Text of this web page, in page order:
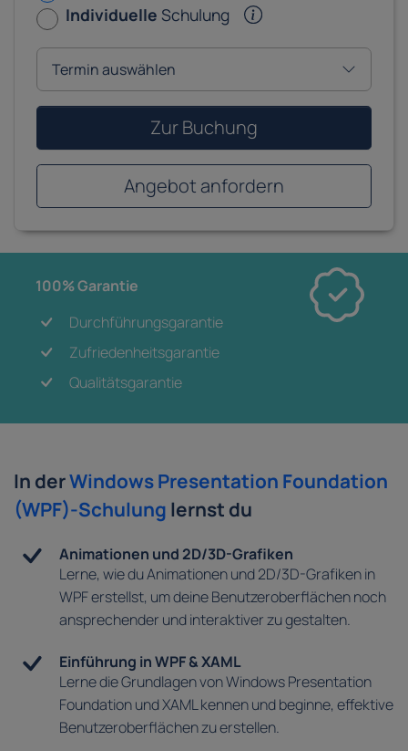
In derWindows Presentation Foundation
(WPF)-Schulung lernst du
Animationen und 2D/3D-Grafiken
Lerne, wie du Animationen und 2D/3D-Grafiken in
WPF erstellst, um deine Benutzeroberflächen noch
ansprechender und interaktiver zu gestalten.
Einführung in WPF & XAML
Lerne die Grundlagen von Windows Presentation
Foundation und XAML kennen und beginne, effektive
Benutzeroberflächen zu erstellen.
Individuelle Schulung
Zur Buchung
Angebot anfordern
100% Garantie
Durchführungsgarantie
Zufriedenheitsgarantie
Qualitätsgarantie